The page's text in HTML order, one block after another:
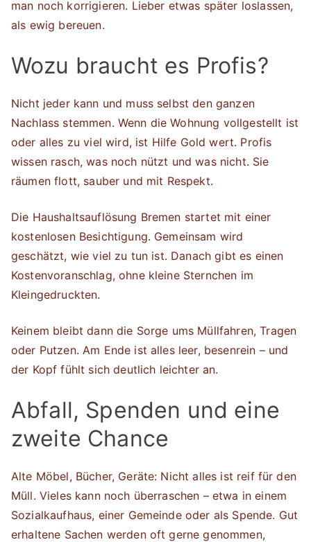
man noch korrigieren. Lieber etwas später loslassen,
als ewig bereuen.
Wozu braucht es Profis?
Nicht jeder kann und muss selbst den ganzen
Nachlass stemmen. Wenn die Wohnung vollgestellt ist
oder alles zu viel wird, ist Hilfe Gold wert. Profis
wissen rasch, was noch nützt und was nicht. Sie
räumen flott, sauber und mit Respekt.
Die Haushaltsauflösung Bremen startet mit einer
kostenlosen Besichtigung. Gemeinsam wird
geschätzt, wie viel zu tun ist. Danach gibt es einen
Kostenvoranschlag, ohne kleine Sternchen im
Kleingedruckten.
Keinem bleibt dann die Sorge ums Müllfahren, Tragen
oder Putzen. Am Ende ist alles leer, besenrein – und
der Kopf fühlt sich deutlich leichter an.
Abfall, Spenden und eine
zweite Chance
Alte Möbel, Bücher, Geräte: Nicht alles ist reif für den
Müll. Vieles kann noch überraschen – etwa in einem
Sozialkaufhaus, einer Gemeinde oder als Spende. Gut
erhaltene Sachen werden oft gerne genommen,